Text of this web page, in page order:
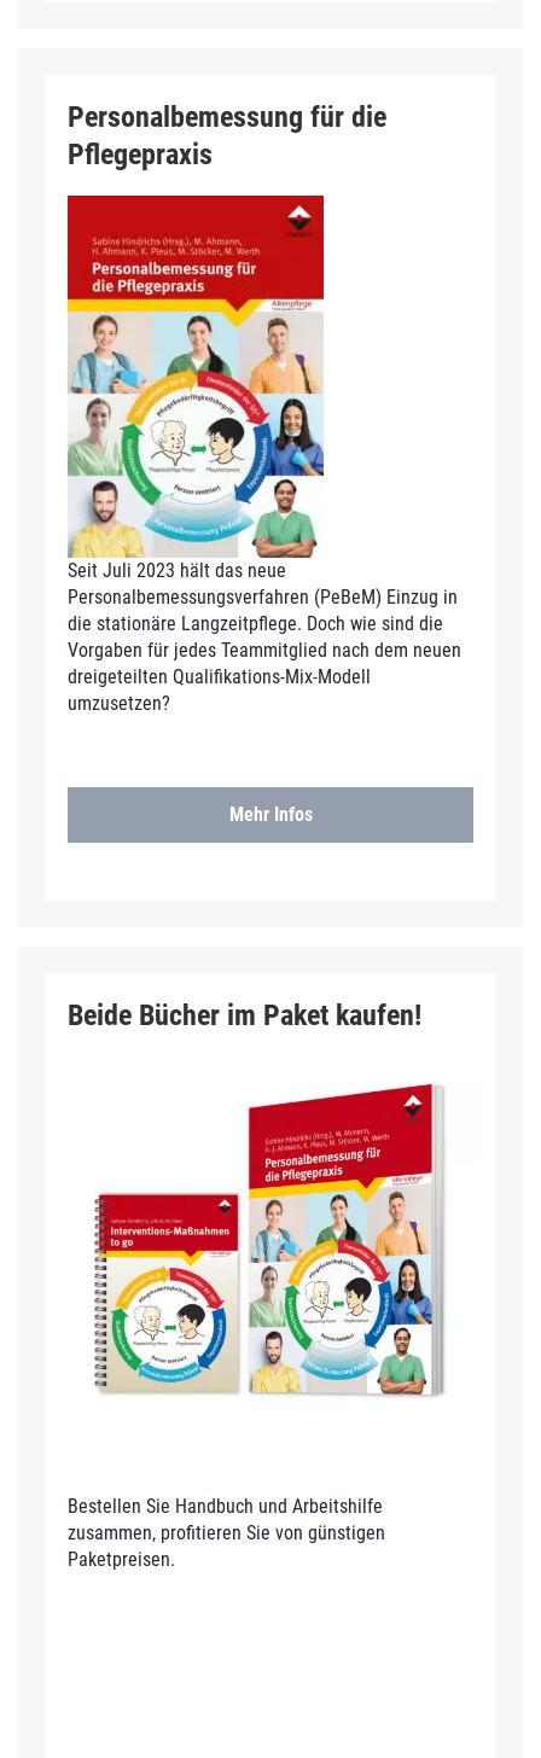
Personalbemessung für die
Pflegepraxis
Seit Juli 2023 hält das neue
Personalbemessungsverfahren (PeBeM) Einzug in
die stationäre Langzeitpflege. Doch wie sind die
Vorgaben für jedes Teammitglied nach dem neuen
dreigeteilten Qualifikations-Mix-Modell
umzusetzen?
Mehr Infos
Beide Bücher im Paket kaufen!
Bestellen Sie Handbuch und Arbeitshilfe
zusammen, profitieren Sie von günstigen
Paketpreisen.